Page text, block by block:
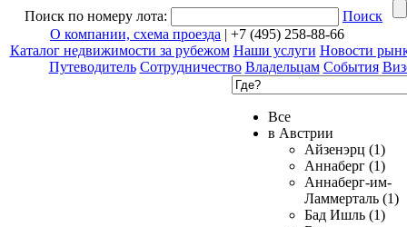
Поиск по номеру лота:
Поиск
О компании, схема проезда | +7 (495) 258-88-66
Каталог недвижимости за рубежом Наши услуги Новости
Путеводитель Сотрудничество Владельцам События
Все
в Австрии
Айзенэрц (1)
Аннаберг (1)
Аннаберг-им-
Ламмерталь (1)
Бад Ишль (1)